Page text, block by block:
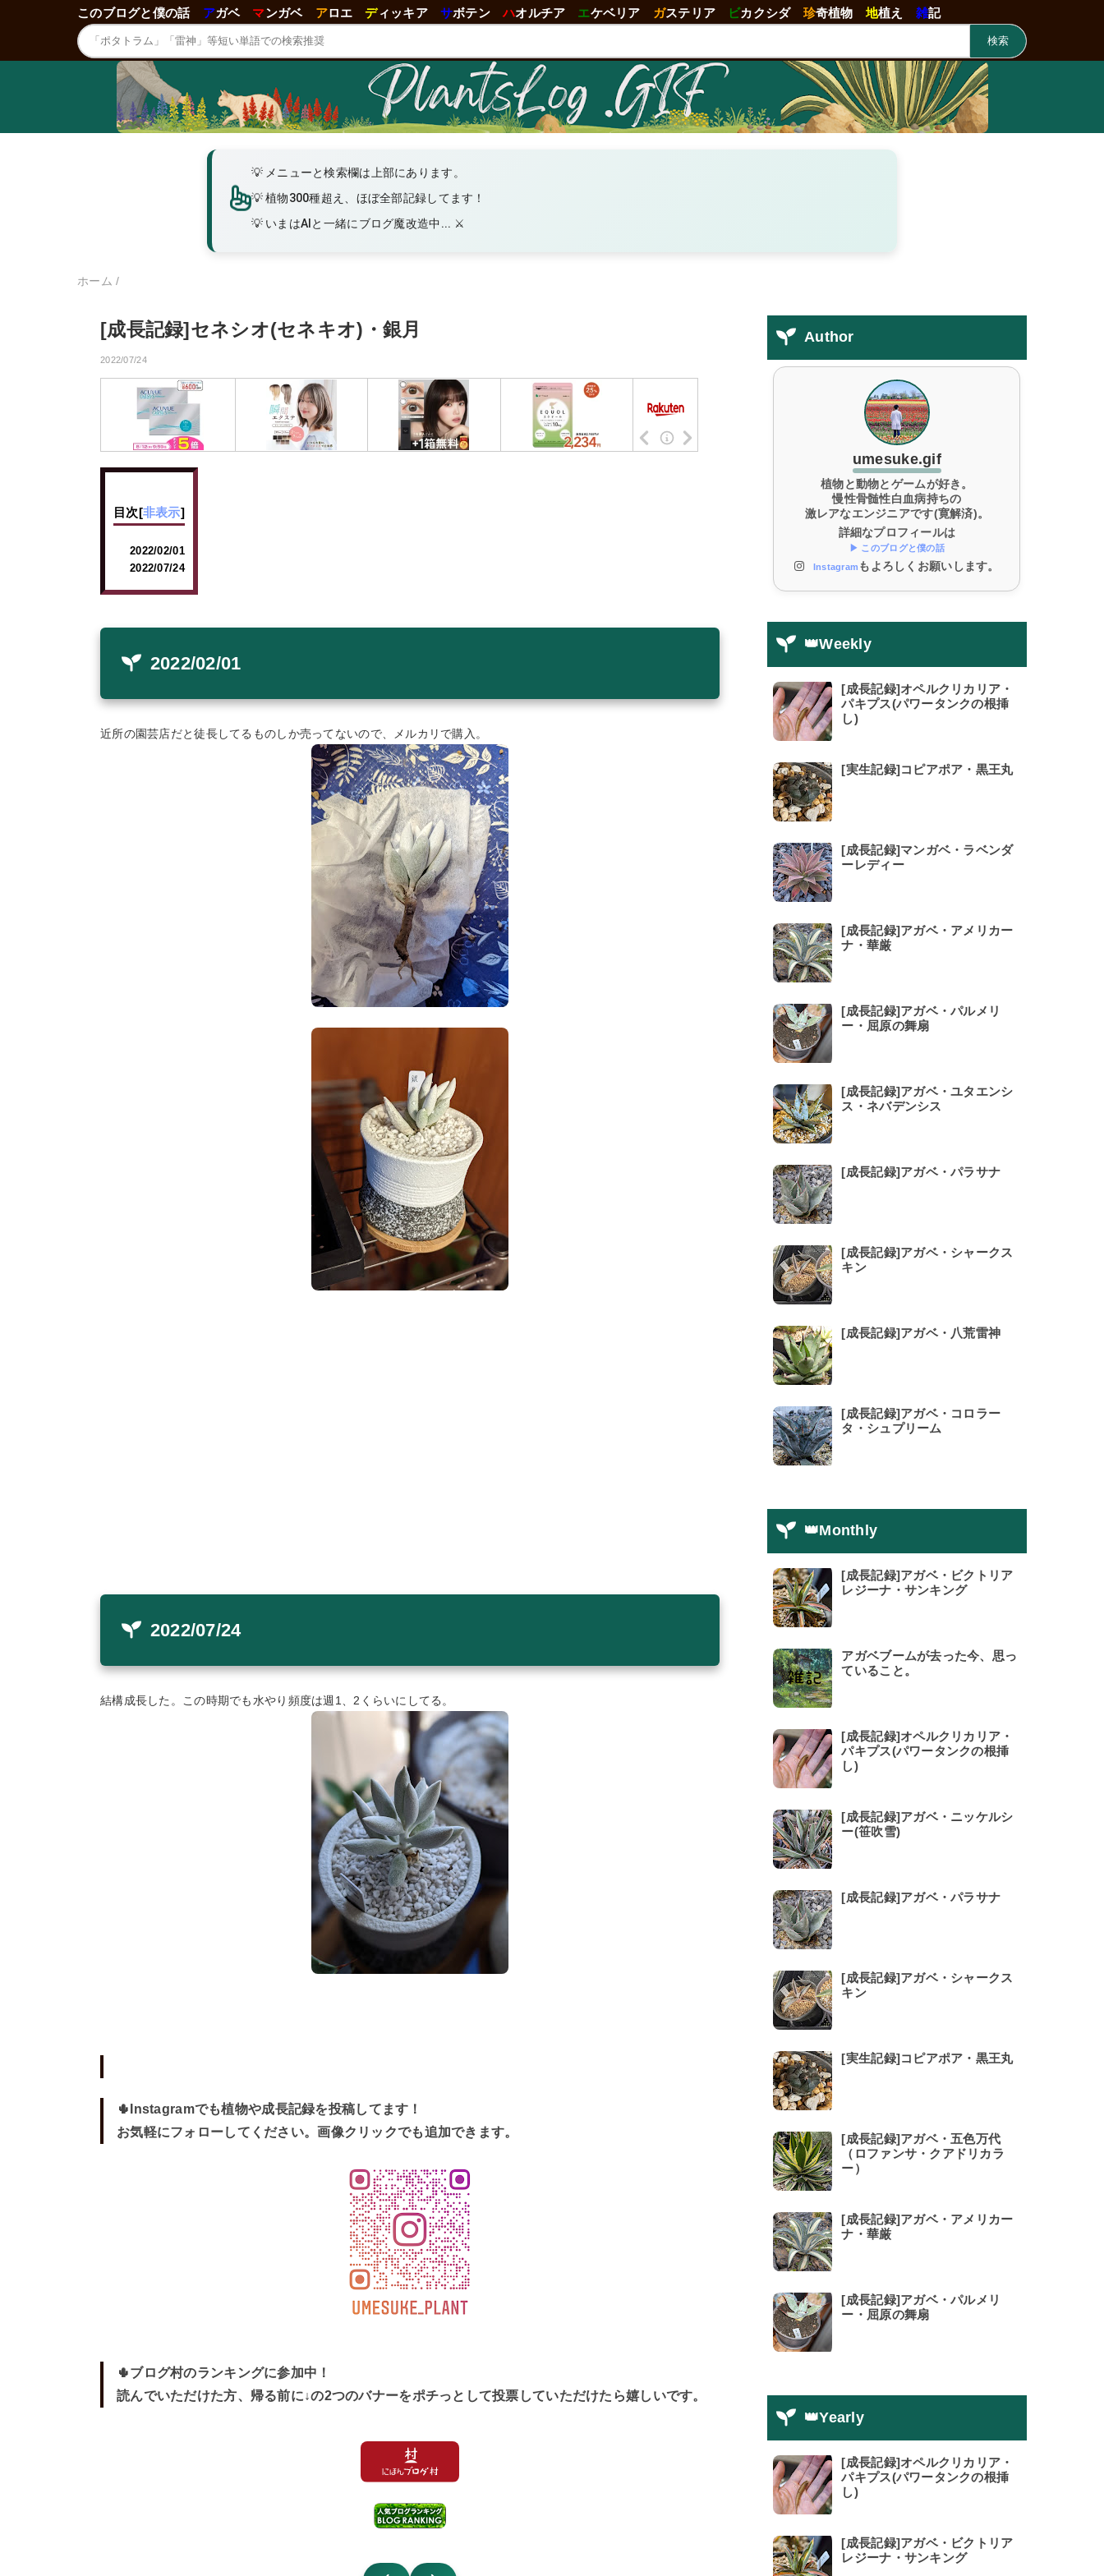
このブログと僕の話 アガベ マンガベ アロエ ディッキア サボテン ハオルチア エケベリア ガステリア ビカクシダ 珍奇植物 地植え 雑記
検索
メニューと検索欄は上部にあります。
植物300種超え、ほぼ全部記録してます！
いまはAIと一緒にブログ魔改造中... ⚔️
ホーム /
[成長記録]セネシオ(セネキオ)・銀月
2022/07/24
目次 [非表示]
2022/02/01
2022/07/24
2022/02/01
近所の園芸店だと徒長してるものしか売ってないので、メルカリで購入。
2022/07/24
結構成長した。この時期でも水やり頻度は週1、2くらいにしてる。
🌵Instagramでも植物や成長記録を投稿してます！
お気軽にフォローしてください。画像クリックでも追加できます。
🌵ブログ村のランキングに参加中！
読んでいただけた方、帰る前に↓の2つのバナーをポチっとして投票していただけたら嬉しいです。
Author
umesuke.gif
植物と動物とゲームが好き。
慢性骨髄性白血病持ちの
激レアなエンジニアです(寛解済)。
詳細なプロフィールは
▶ このブログと僕の話
Instagram もよろしくお願いします。
👑Weekly
[成長記録]オペルクリカリア・
パキプス(パワータンクの根挿
し)
[実生記録]コピアポア・黒王丸
[成長記録]マンガベ・ラベンダ
ーレディー
[成長記録]アガベ・アメリカー
ナ・華厳
[成長記録]アガベ・パルメリ
ー・屈原の舞扇
[成長記録]アガベ・ユタエンシ
ス・ネバデンシス
[成長記録]アガベ・パラサナ
[成長記録]アガベ・シャークス
キン
[成長記録]アガベ・八荒雷神
[成長記録]アガベ・コロラー
タ・シュプリーム
👑Monthly
[成長記録]アガベ・ビクトリア
レジーナ・サンキング
アガベブームが去った今、思っ
ていること。
[成長記録]オペルクリカリア・
パキプス(パワータンクの根挿
し)
[成長記録]アガベ・ニッケルシ
ー(笹吹雪)
[成長記録]アガベ・パラサナ
[成長記録]アガベ・シャークス
キン
[実生記録]コピアポア・黒王丸
[成長記録]アガベ・五色万代
（ロファンサ・クアドリカラ
ー）
[成長記録]アガベ・アメリカー
ナ・華厳
[成長記録]アガベ・パルメリ
ー・屈原の舞扇
👑Yearly
[成長記録]オペルクリカリア・
パキプス(パワータンクの根挿
し)
[成長記録]アガベ・ビクトリア
レジーナ・サンキング